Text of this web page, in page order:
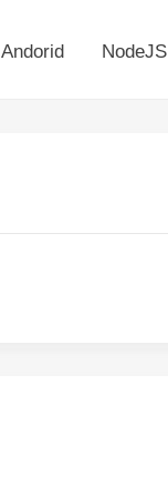
Andorid NodeJS